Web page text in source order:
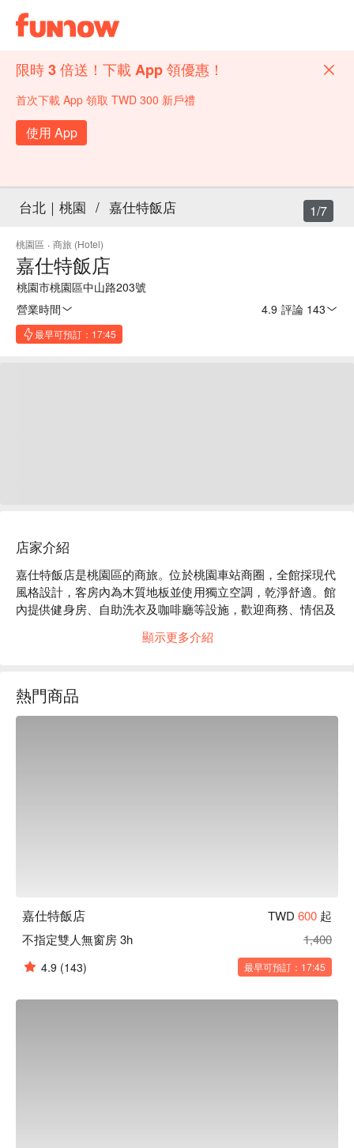
限時 3 倍送！下載 App 領優惠！
首次下載 App 領取 TWD 300 新戶禮
使用 App
台北｜桃園 / 嘉仕特飯店
桃園區 · 商旅 (Hotel)
嘉仕特飯店
桃園市桃園區中山路203號
營業時間
4.9 評論 143
最早可預訂：17:45
1/7
店家介紹
嘉仕特飯店是桃園區的商旅。位於桃園車站商圈，全館採現代
風格設計，客房內為木質地板並使用獨立空調，乾淨舒適。館
內提供健身房、自助洗衣及咖啡廳等設施，歡迎商務、情侶及
嘉仕特飯店評價：Google 4.4 星
嘉仕特飯店優惠、嘉仕特飯店住宿方案、嘉仕特飯店休息方案
立刻查看⬇︎
顯示更多介紹
熱門商品
嘉仕特飯店 TWD 600 起
不指定雙人無窗房 3h
1,400
4.9 (143) 最早可預訂：17:45